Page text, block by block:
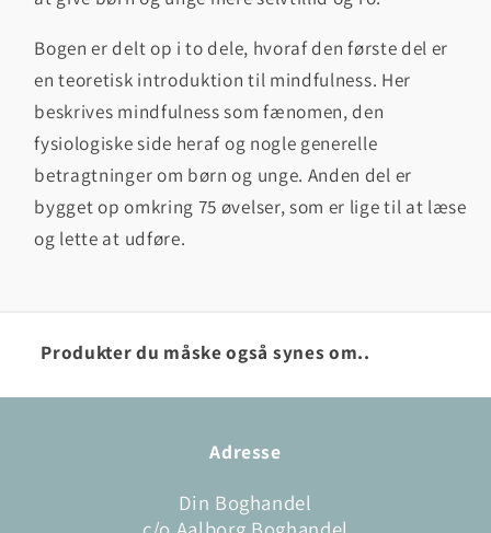
Bogen er delt op i to dele, hvoraf den første del er
en teoretisk introduktion til mindfulness. Her
beskrives mindfulness som fænomen, den
fysiologiske side heraf og nogle generelle
betragtninger om børn og unge. Anden del er
bygget op omkring 75 øvelser, som er lige til at læse
og lette at udføre.
Produkter du måske også synes om..
Adresse
Din Boghandel